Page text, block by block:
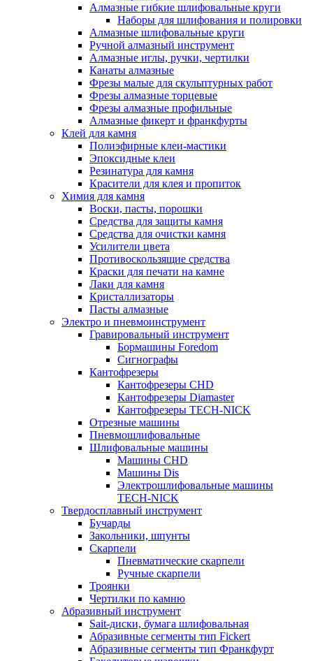
Алмазные гибкие шлифовальные круги
Наборы для шлифования и полировки
Алмазные шлифовальные круги
Ручной алмазный инструмент
Алмазные иглы, ручки, чертилки
Канаты алмазные
Фрезы малые для скульптурных работ
Фрезы алмазные торцевые
Фрезы алмазные профильные
Алмазные фикерт и франкфурты
Клей для камня
Полиэфирные клеи-мастики
Эпоксидные клеи
Резинатура для камня
Красители для клея и пропиток
Химия для камня
Воски, пасты, порошки
Средства для защиты камня
Средства для очистки камня
Усилители цвета
Противоскользящие средства
Краски для печати на камне
Лаки для камня
Кристаллизаторы
Пасты алмазные
Электро и пневмоинструмент
Гравировальный инструмент
Бормашины Foredom
Сигнографы
Кантофрезеры
Кантофрезеры CHD
Кантофрезеры Diamaster
Кантофрезеры TECH-NICK
Отрезные машины
Пневмошлифовальные
Шлифовальные машины
Машины CHD
Машины Dis
Электрошлифовальные машины
TECH-NICK
Твердосплавный инструмент
Бучарды
Закольники, шпунты
Скарпели
Пневматические скарпели
Ручные скарпели
Троянки
Чертилки по камню
Абразивный инструмент
Sait-диски, бумага шлифовальная
Абразивные сегменты тип Fickert
Абразивные сегменты тип Франкфурт